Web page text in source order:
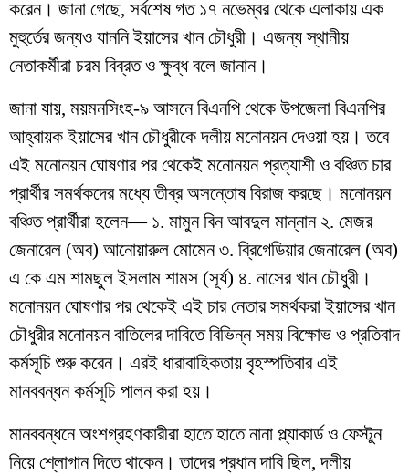
করেন। জানা গেছে, সর্বশেষ গত ১৭ নভেম্বর থেকে এলাকায় এক
মুহুর্তের জন্যও যাননি ইয়াসের খান চৌধুরী। এজন্য স্থানীয়
নেতাকর্মীরা চরম বিব্রত ও ক্ষুব্ধ বলে জানান।
জানা যায়, ময়মনসিংহ-৯ আসনে বিএনপি থেকে উপজেলা বিএনপির
আহ্বায়ক ইয়াসের খান চৌধুরীকে দলীয় মনোনয়ন দেওয়া হয়। তবে
এই মনোনয়ন ঘোষণার পর থেকেই মনোনয়ন প্রত্যাশী ও বঞ্চিত চার
প্রার্থীর সমর্থকদের মধ্যে তীব্র অসন্তোষ বিরাজ করছে। মনোনয়ন
বঞ্চিত প্রার্থীরা হলেন— ১. মামুন বিন আবদুল মান্নান ২. মেজর
জেনারেল (অব) আনোয়ারুল মোমেন ৩. ব্রিগেডিয়ার জেনারেল (অব)
এ কে এম শামছুল ইসলাম শামস (সূর্য) ৪. নাসের খান চৌধুরী।
মনোনয়ন ঘোষণার পর থেকেই এই চার নেতার সমর্থকরা ইয়াসের খান
চৌধুরীর মনোনয়ন বাতিলের দাবিতে বিভিন্ন সময় বিক্ষোভ ও প্রতিবাদ
কর্মসূচি শুরু করেন। এরই ধারাবাহিকতায় বৃহস্পতিবার এই
মানববন্ধন কর্মসূচি পালন করা হয়।
মানববন্ধনে অংশগ্রহণকারীরা হাতে হাতে নানা প্ল্যাকার্ড ও ফেস্টুন
নিয়ে শ্লোগান দিতে থাকেন। তাদের প্রধান দাবি ছিল, দলীয়